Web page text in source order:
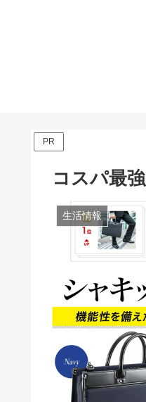
PR
コスパ最
生活情報